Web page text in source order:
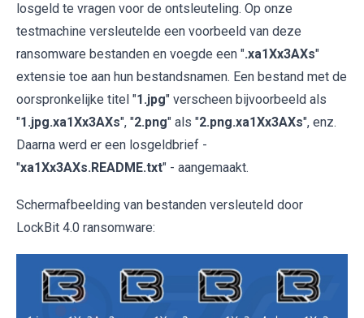
losgeld te vragen voor de ontsleuteling. Op onze
testmachine versleutelde een voorbeeld van deze
ransomware bestanden en voegde een ".xa1Xx3AXs"
extensie toe aan hun bestandsnamen. Een bestand met de
oorspronkelijke titel "1.jpg" verscheen bijvoorbeeld als
"1.jpg.xa1Xx3AXs", "2.png" als "2.png.xa1Xx3AXs", enz.
Daarna werd er een losgeldbrief -
"xa1Xx3AXs.README.txt" - aangemaakt.
Schermafbeelding van bestanden versleuteld door
LockBit 4.0 ransomware: